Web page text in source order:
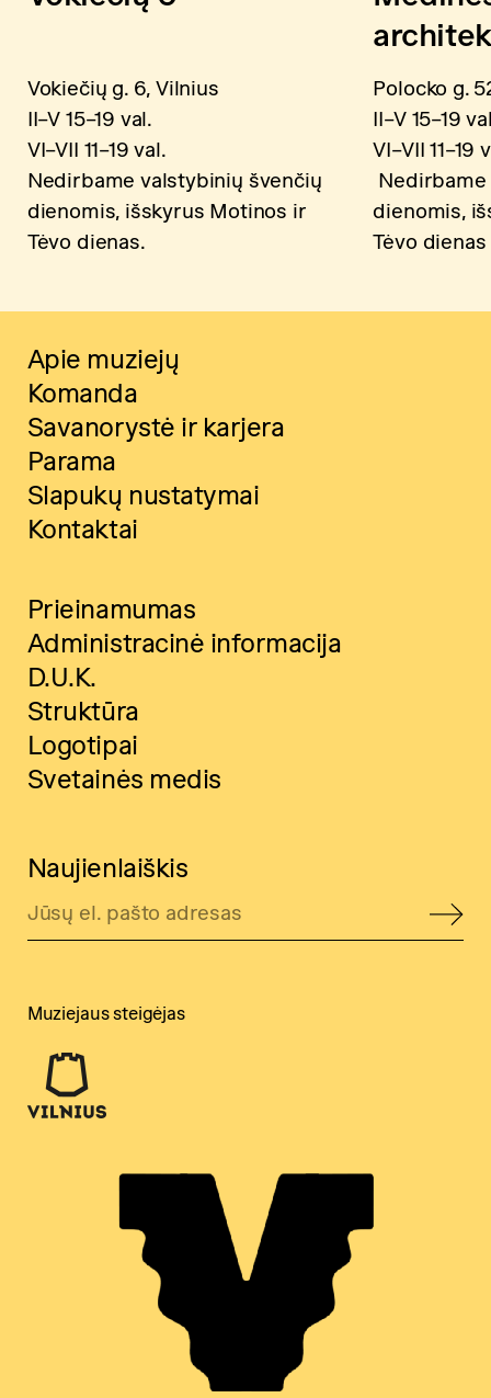
Vokiečių g. 6, Vilnius
II–V 15–19 val.
VI–VII 11–19 val.
Nedirbame valstybinių švenčių
dienomis, išskyrus Motinos ir
Tėvo dienas.
Polocko g.
II–V 15–19
VI–VII 11–19
dienomis,
Tėvo dienas
Apie muziejų
Komanda
Savanorystė ir karjera
Parama
Slapukų nustatymai
Kontaktai
Prieinamumas
Administracinė informacija
D.U.K.
Struktūra
Logotipai
Svetainės medis
Naujienlaiškis
Muziejaus steigėjas